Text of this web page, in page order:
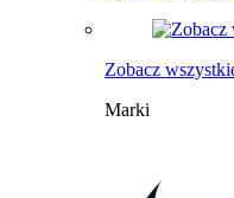
Zobacz
Marki